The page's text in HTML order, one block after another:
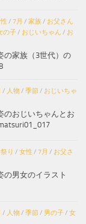
/ 7月 / 家族/ お父さん
の子/ おじいちゃん / お
の家族（3世代）の
/ 人物/ 季節/ おじいちゃ
のおじいちゃんとお
り / 女性 / 7月 / お父さ
の男女のイラスト
/ 人物/ 季節/ 男の子/ 女